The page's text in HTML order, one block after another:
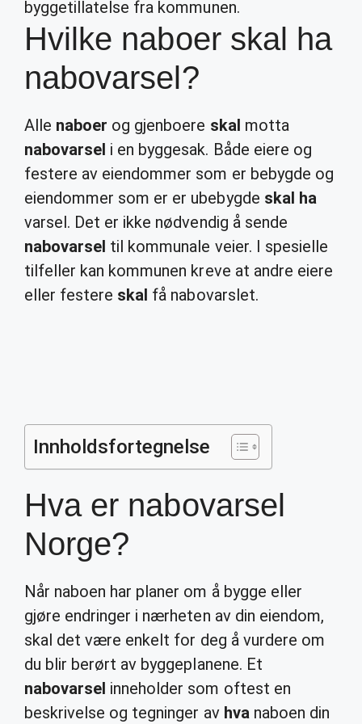
byggetillatelse fra kommunen.
Hvilke naboer skal ha
nabovarsel?
Alle naboer og gjenboere skal motta
nabovarsel i en byggesak. Både eiere og
festere av eiendommer som er bebygde og
eiendommer som er er ubebygde skal ha
varsel. Det er ikke nødvendig å sende
nabovarsel til kommunale veier. I spesielle
tilfeller kan kommunen kreve at andre eiere
eller festere skal få nabovarslet.
Innholdsfortegnelse
Hva er nabovarsel
Norge?
Når naboen har planer om å bygge eller
gjøre endringer i nærheten av din eiendom,
skal det være enkelt for deg å vurdere om
du blir berørt av byggeplanene. Et
nabovarsel inneholder som oftest en
beskrivelse og tegninger av hvanaboen din